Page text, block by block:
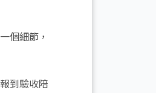
個細節，
到驗收陪